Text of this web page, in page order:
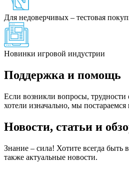
Для недоверчивых – тестовая
Новинки игровой индустрии
Поддержка и помощь
Если возникли вопросы,
хотели изначально, мы
Новости, статьи и
Знание – сила! Хотите всегда
также актуальные новости.